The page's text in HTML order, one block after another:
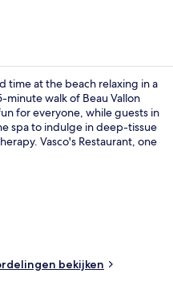
time at the beach relaxing in a
minute walk of Beau Vallon
for everyone, while guests in
spa to indulge in deep-tissue
Vasco's Restaurant, one
a poolside bar, and a 24-hour
luxurious resort. Fellow
bekijken